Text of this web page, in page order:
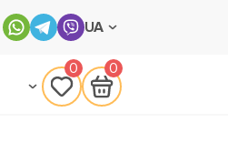
UA
0 0